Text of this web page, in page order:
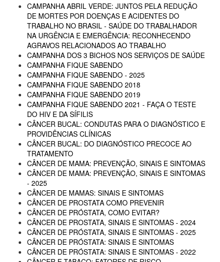
CAMPANHA ABRIL VERDE: JUNTOS PELA REDUÇÃO
DE MORTES POR DOENÇAS E ACIDENTES DO
TRABALHO NO BRASIL - SAÚDE DO TRABALHADOR
NA URGÊNCIA E EMERGÊNCIA: RECONHECENDO
AGRAVOS RELACIONADOS AO TRABALHO
CAMPANHA DOS 3 BICHOS NOS SERVIÇOS DE SAÚDE
CAMPANHA FIQUE SABENDO
CAMPANHA FIQUE SABENDO - 2025
CAMPANHA FIQUE SABENDO 2018
CAMPANHA FIQUE SABENDO 2019
CAMPANHA FIQUE SABENDO 2021 - FAÇA O TESTE
DO HIV E DA SÍFILIS
CÂNCER BUCAL: CONDUTAS PARA O DIAGNÓSTICO E
PROVIDÊNCIAS CLÍNICAS
CÂNCER BUCAL: DO DIAGNÓSTICO PRECOCE AO
TRATAMENTO
CÂNCER DE MAMA: PREVENÇÃO, SINAIS E SINTOMAS
CÂNCER DE MAMA: PREVENÇÃO, SINAIS E SINTOMAS
- 2025
CÂNCER DE MAMAS: SINAIS E SINTOMAS
CÂNCER DE PROSTATA COMO PREVENIR
CÂNCER DE PRÓSTATA, COMO EVITAR?
CÂNCER DE PROSTATA, SINAIS E SINTOMAS - 2024
CÂNCER DE PRÓSTATA, SINAIS E SINTOMAS - 2025
CÂNCER DE PRÓSTATA: SINAIS E SINTOMAS
CÂNCER DE PRÓSTATA: SINAIS E SINTOMAS - 2022